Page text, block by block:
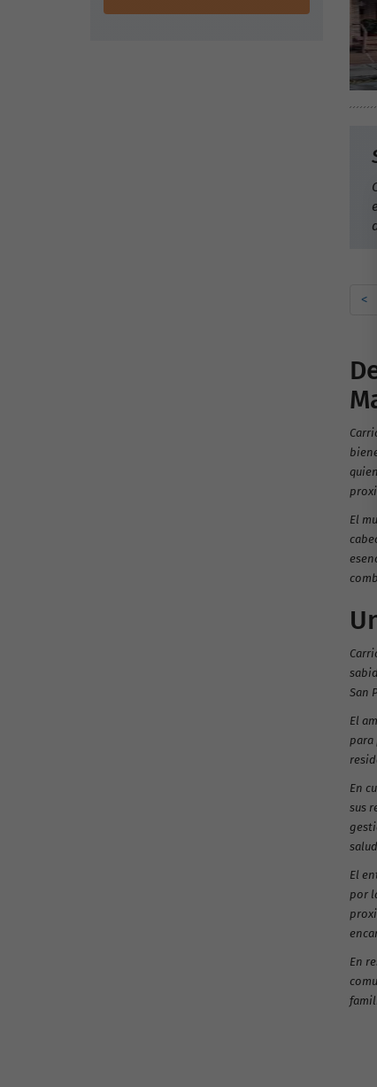
<
El
San
El
para
En
sus
El
por
En